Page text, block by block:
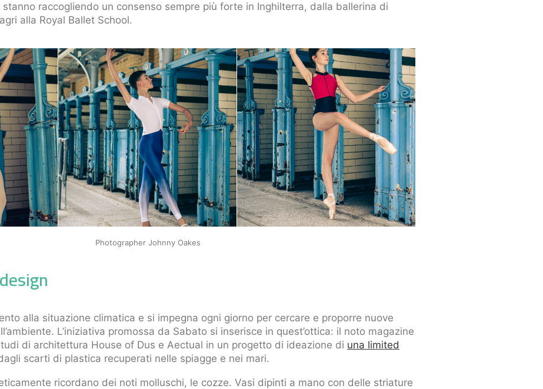
raccogliendo un consenso sempre più forte in Inghilterra, dalla ballerina di
alla Royal Ballet School.
Photographer Johnny Oakes
alla situazione climatica e si impegna ogni giorno per cercare e proporre nuove
L’iniziativa promossa da Sabato si inserisce in quest’ottica: il noto magazine
di architettura House of Dus e Aectual in un progetto di ideazione di una limited
scarti di plastica recuperati nelle spiagge e nei mari.
ricordano dei noti molluschi, le cozze. Vasi dipinti a mano con delle striature